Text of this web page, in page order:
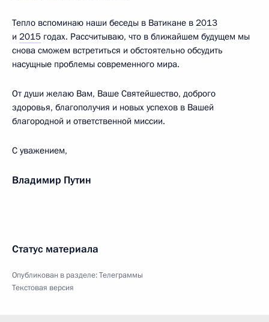
Тепло вспоминаю наши беседы в Ватикане в 2013
и 2015 годах. Рассчитываю, что в ближайшем будущем мы
снова сможем встретиться и обстоятельно обсудить
насущные проблемы современного мира.
От души желаю Вам, Ваше Святейшество, доброго
здоровья, благополучия и новых успехов в Вашей
благородной и ответственной миссии.
С уважением,
Владимир Путин
Статус материала
Опубликован в разделе:Телеграммы
Текстовая версия